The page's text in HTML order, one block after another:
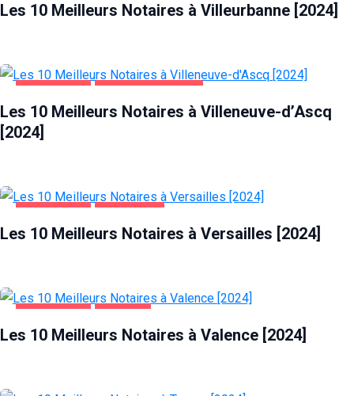
Les 10 Meilleurs Notaires à Villeurbanne [2024]
Les 10 Meilleurs Notaires à Villeneuve-d’Ascq
[2024]
Les 10 Meilleurs Notaires à Versailles [2024]
Les 10 Meilleurs Notaires à Valence [2024]